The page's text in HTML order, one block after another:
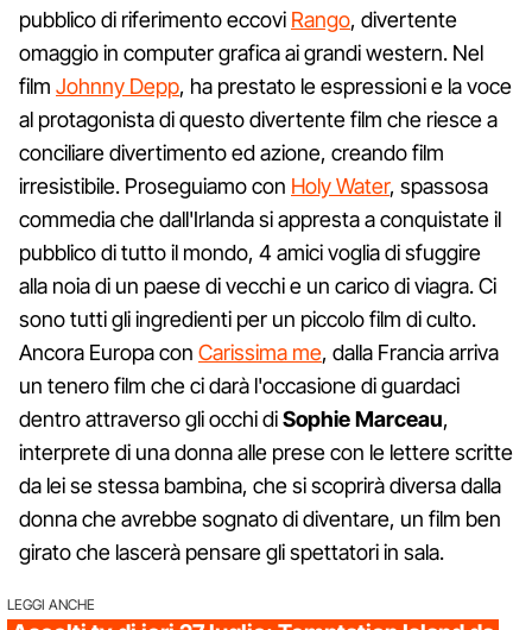
pubblico di riferimento eccovi Rango, divertente
omaggio in computer grafica ai grandi western. Nel
film Johnny Depp, ha prestato le espressioni e la voce
al protagonista di questo divertente film che riesce a
conciliare divertimento ed azione, creando film
irresistibile. Proseguiamo con Holy Water, spassosa
commedia che dall'Irlanda si appresta a conquistate il
pubblico di tutto il mondo, 4 amici voglia di sfuggire
alla noia di un paese di vecchi e un carico di viagra. Ci
sono tutti gli ingredienti per un piccolo film di culto.
Ancora Europa con Carissima me, dalla Francia arriva
un tenero film che ci darà l'occasione di guardaci
dentro attraverso gli occhi diSophie Marceau,
interprete di una donna alle prese con le lettere scritte
da lei se stessa bambina, che si scoprirà diversa dalla
donna che avrebbe sognato di diventare, un film ben
girato che lascerà pensare gli spettatori in sala.
LEGGI ANCHE